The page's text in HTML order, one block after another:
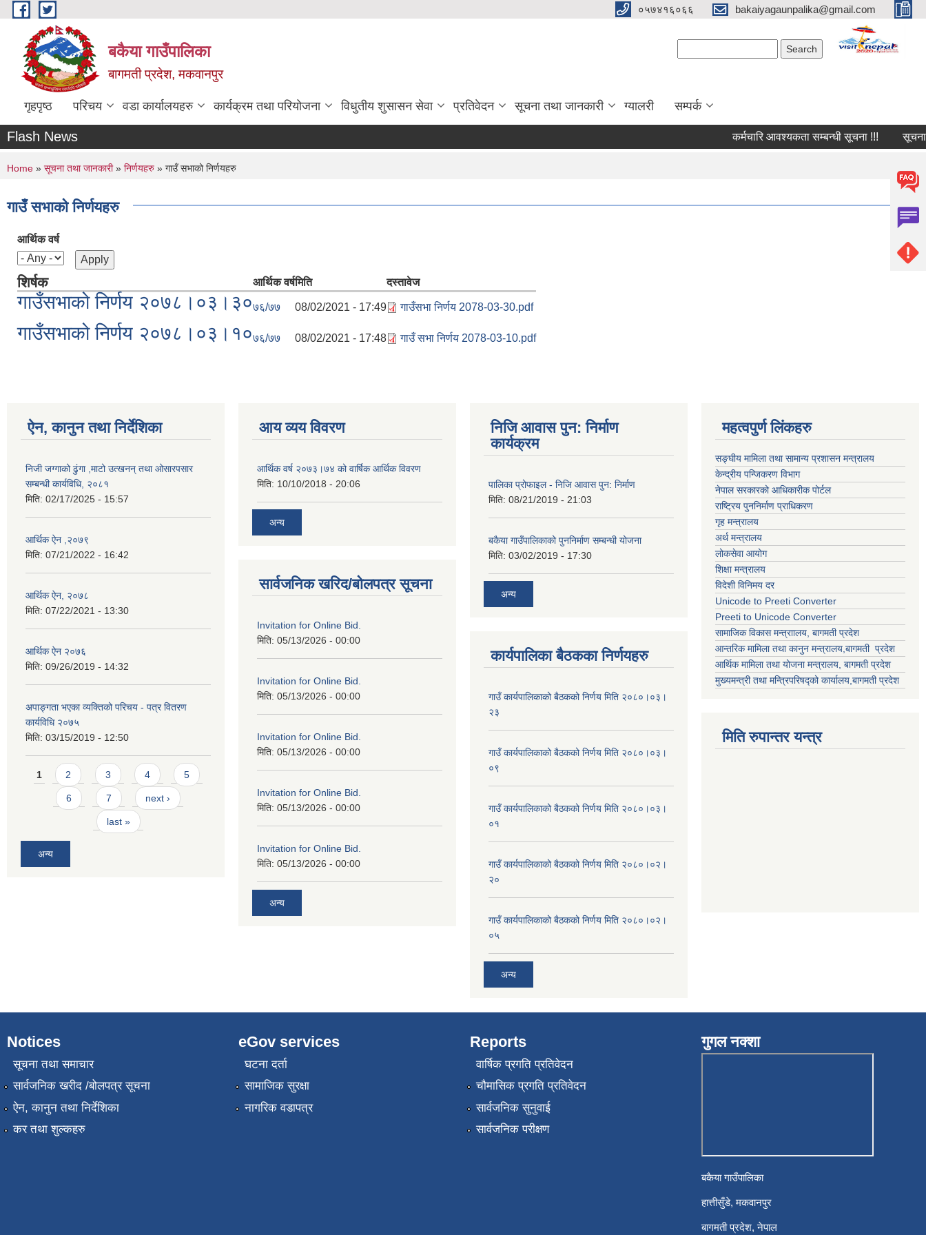
Skip to main content ०५७४१६०६६ bakaiyagaunpalika@gmail.com
बकैया गाउँपालिका
बागमती प्रदेश, मकवानपुर
गृहपृष्ठ परिचय वडा कार्यालयहरु कार्यक्रम तथा परियोजना विधुतीय शुसासन सेवा प्रतिवेदन सूचना तथा जानकारी ग्यालरी सम्पर्क
Flash News कर्मचारि आवश्यकता सम्बन्धी सूचना !!! सूचना !!!
You are here
Home » सूचना तथा जानकारी» निर्णयहरु » गाउँ सभाको निर्णयहरु
गाउँ सभाको निर्णयहरु
आर्थिक वर्ष
शिर्षक आर्थिक वर्षमिति दस्तावेज
गाउँसभाको निर्णय २०७८।०३।३०७६/७७ 08/02/2021 - 17:49 गाउँसभा निर्णय 2078-03-30.pdf
गाउँसभाको निर्णय २०७८।०३।१०७६/७७ 08/02/2021 - 17:48 गाउँ सभा निर्णय 2078-03-10.pdf
ऐन, कानुन तथा निर्देशिका
निजी जग्गाको ढुंगा ,माटो उत्खनन् तथा ओसारपसार
सम्बन्धी कार्यविधि, २०८१
मिति: 02/17/2025 - 15:57
आर्थिक ऐन ,२०७९
मिति: 07/21/2022 - 16:42
आर्थिक ऐन, २०७८
मिति: 07/22/2021 - 13:30
आर्थिक ऐन २०७६
मिति: 09/26/2019 - 14:32
अपाङ्गता भएका व्यक्तिको परिचय - पत्र वितरण
कार्यविधि २०७५
मिति: 03/15/2019 - 12:50
Pages
1 2 3 4 5
6 7 next ›
last »
अन्य
आय व्यय विवरण
आर्थिक वर्ष २०७३।७४ को वार्षिक आर्थिक विवरण
मिति: 10/10/2018 - 20:06
अन्य
सार्वजनिक खरिद/बोलपत्र सूचना
Invitation for Online Bid.
मिति: 05/13/2026 - 00:00
Invitation for Online Bid.
मिति: 05/13/2026 - 00:00
Invitation for Online Bid.
मिति: 05/13/2026 - 00:00
Invitation for Online Bid.
मिति: 05/13/2026 - 00:00
Invitation for Online Bid.
मिति: 05/13/2026 - 00:00
अन्य
निजि आवास पुन: निर्माण
कार्यक्रम
पालिका प्रोफाइल - निजि आवास पुन: निर्माण
मिति: 08/21/2019 - 21:03
बकैया गाउँपालिकाको पुननिर्माण सम्बन्धी योजना
मिति: 03/02/2019 - 17:30
अन्य
कार्यपालिका बैठकका निर्णयहरु
गाउँ कार्यपालिकाको बैठकको निर्णय मिति २०८०।०३।
२३
गाउँ कार्यपालिकाको बैठकको निर्णय मिति २०८०।०३।
०९
गाउँ कार्यपालिकाको बैठकको निर्णय मिति २०८०।०३।
०१
गाउँ कार्यपालिकाको बैठकको निर्णय मिति २०८०।०२।
२०
गाउँ कार्यपालिकाको बैठकको निर्णय मिति २०८०।०२।
०५
अन्य
महत्वपुर्ण लिंकहरु
सङ्घीय मामिला तथा सामान्य प्रशासन मन्त्रालय
केन्द्रीय पन्जिकरण विभाग
नेपाल सरकारको आधिकारीक पोर्टल
राष्ट्रिय पुननिर्माण प्राधिकरण
गृह मन्त्रालय
अर्थ मन्त्रालय
लोकसेवा आयोग
शिक्षा मन्त्रालय
विदेशी विनिमय दर
Unicode to Preeti Converter
Preeti to Unicode Converter
सामाजिक विकास मन्त्राालय, बागमती प्रदेश
आन्तरिक मामिला तथा कानुन मन्त्रालय,बागमती प्रदेश
आर्थिक मामिला तथा योजना मन्त्रालय, बागमती प्रदेश
मुख्यमन्त्री तथा मन्त्रिपरिषद्को कार्यालय,बागमती प्रदेश
मिति रुपान्तर यन्त्र
Notices
सूचना तथा समाचार
सार्वजनिक खरीद /बोलपत्र सूचना
ऐन, कानुन तथा निर्देशिका
कर तथा शुल्कहरु
eGov services
घटना दर्ता
सामाजिक सुरक्षा
नागरिक वडापत्र
Reports
वार्षिक प्रगति प्रतिवेदन
चौमासिक प्रगति प्रतिवेदन
सार्वजनिक सुनुवाई
सार्वजनिक परीक्षण
गुगल नक्शा
बकैया गाउँपालिका
हात्तीसुँडे, मकवानपुर
बागमती प्रदेश, नेपाल